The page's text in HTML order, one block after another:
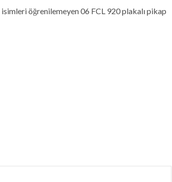
öğrenilemeyen 06 FCL 920 plakalı pikap